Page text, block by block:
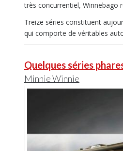
très concurrentiel, Winnebago
Treize séries constituent
qui comporte de véritables
Quelques séries
Minnie Winnie